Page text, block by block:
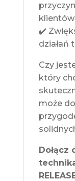
klientów
✔️
działań
Czy
który
może
Dołącz